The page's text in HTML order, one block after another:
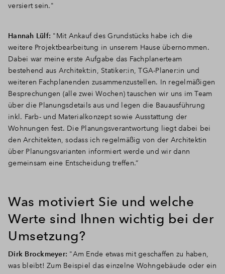
versiert sein."
Hannah Lülf: "Mit Ankauf des Grundstücks habe ich die
weitere Projektbearbeitung in unserem Hause übernommen.
Dabei war meine erste Aufgabe das Fachplanerteam
bestehend aus Architekt:in, Statiker:in, TGA-Planer:in und
weiteren Fachplanenden zusammenzustellen. In regelmäßigen
Besprechungen (alle zwei Wochen) tauschen wir uns im Team
über die Planungsdetails aus und legen die Bauausführung
inkl. Farb- und Materialkonzept sowie Ausstattung der
Wohnungen fest. Die Planungsverantwortung liegt dabei bei
den Architekten, sodass ich regelmäßig von der Architektin
über Planungsvarianten informiert werde und wir dann
gemeinsam eine Entscheidung treffen.“
Was motiviert Sie und welche
Werte sind Ihnen wichtig bei der
Umsetzung?
Dirk Brockmeyer: "Am Ende etwas mit geschaffen zu haben,
was bleibt! Zum Beispiel das einzelne Wohngebäude oder ein